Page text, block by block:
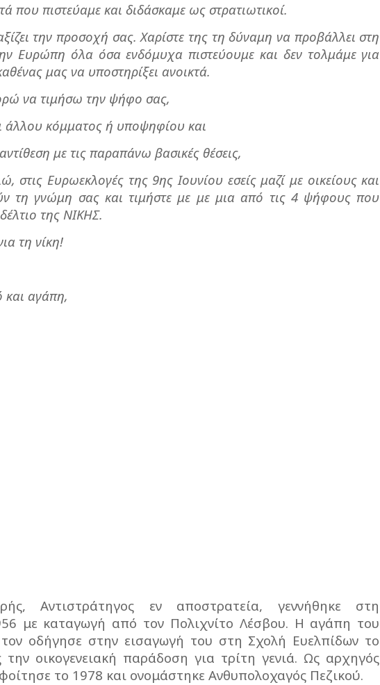
που πιστεύαμε και διδάσκαμε ως στρατιωτικοί.
την προσοχή σας. Χαρίστε της τη δύναμη να προβάλλει στη
Ευρώπη όλα όσα ενδόμυχα πιστεύουμε και δεν τολμάμε για
μας να υποστηρίξει ανοικτά.
να τιμήσω την ψήφο σας,
άλλου κόμματος ή υποψηφίου και
με τις παραπάνω βασικές θέσεις,
στις Ευρωεκλογές της 9ης Ιουνίου εσείς μαζί με οικείους και
τη γνώμη σας και τιμήστε με με μια από τις 4 ψήφους που
της ΝΙΚΗΣ.
τη νίκη!
και αγάπη,
Αντιστράτηγος εν αποστρατεία, γεννήθηκε στη
με καταγωγή από τον Πολιχνίτο Λέσβου. Η αγάπη του
οδήγησε στην εισαγωγή του στη Σχολή Ευελπίδων το
την οικογενειακή παράδοση για τρίτη γενιά. Ως αρχηγός
το 1978 και ονομάστηκε Ανθυπολοχαγός Πεζικού.